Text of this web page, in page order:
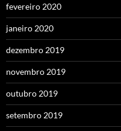
fevereiro 2020
janeiro 2020
dezembro 2019
novembro 2019
outubro 2019
setembro 2019